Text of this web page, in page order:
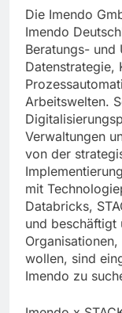
Die Imendo
Imendo
Beratungs- und
Datenstrategie,
Arbeitswelten.
Verwaltungen
von der
mit
Databricks,
und beschäftigt
wollen, sind
Imendo zu